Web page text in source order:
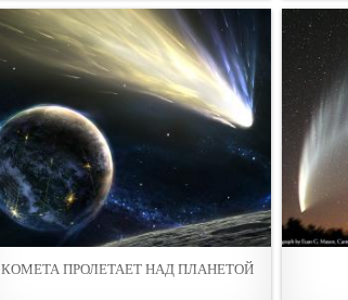
КОМЕТА ПРОЛЕТАЕТ НАД ПЛАНЕТОЙ